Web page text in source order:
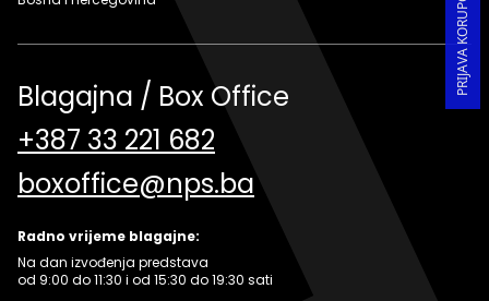
Blagajna / Box Office
+387 33 221 682
boxoffice@nps.ba
Radno vrijeme blagajne:
Na dan izvođenja predstava
od 9:00 do 11:30 i od 15:30 do 19:30 sati